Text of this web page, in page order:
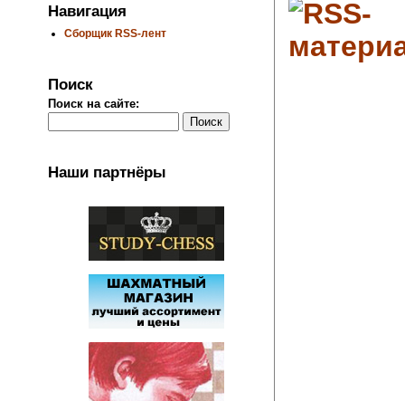
Навигация
Сборщик RSS-лент
Поиск
Поиск на сайте:
Наши партнёры